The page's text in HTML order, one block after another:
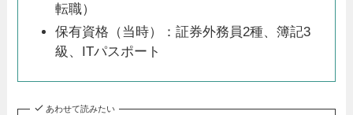
転職）
保有資格（当時）：証券外務員2種、簿記3
級、ITパスポート
あわせて読みたい